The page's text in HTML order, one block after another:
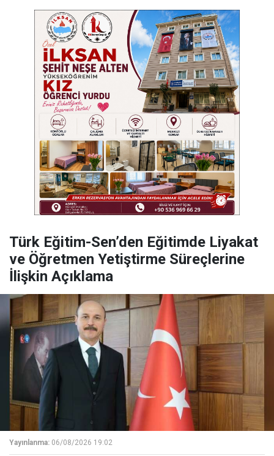
Türk Eğitim-Sen’den Eğitimde Liyakat
ve Öğretmen Yetiştirme Süreçlerine
İlişkin Açıklama
Yayınlanma: 06/08/2026 19:02